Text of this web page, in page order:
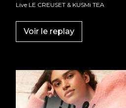
Live LE CREUSET & KUSMi TEA
Voir le replay